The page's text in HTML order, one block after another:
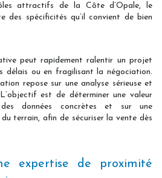
attractifs de la Côte d’Opale, le
des spécificités qu’il convient de bien
peut rapidement ralentir un projet
délais ou en fragilisant la négociation.
repose sur une analyse sérieuse et
est de déterminer une valeur
données concrètes et sur une
terrain, afin de sécuriser la vente dès
expertise de proximité